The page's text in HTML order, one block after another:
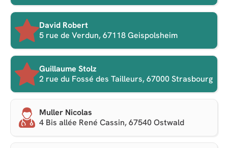
David Robert
5 rue de Verdun, 67118 Geispolsheim
Guillaume Stolz
2 rue du Fossé des Tailleurs, 67000 Strasbourg
Muller Nicolas
4 Bis allée René Cassin, 67540 Ostwald